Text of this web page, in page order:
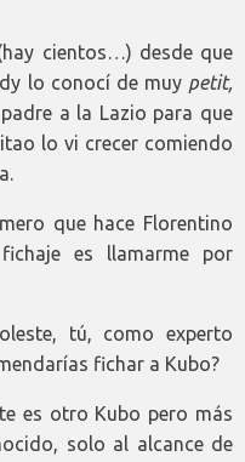
cientos…) desde que
lo conocí de muy petit,
a la Lazio para que
lo vi crecer comiendo
que hace Florentino
es llamarme por
tú, como experto
fichar a Kubo?
es otro Kubo pero más
solo al alcance de